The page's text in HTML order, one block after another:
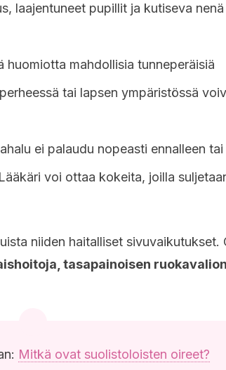
laajentuneet pupillit ja kutiseva
huomiotta mahdollisia tunneperäisiä
tai lapsen ympäristössä
ei palaudu nopeasti ennalleen tai
voi ottaa kokeita, joilla
niiden haitalliset sivuvaikutukset.
tasapainoisen
Mitkä ovat suolistoloisten oireet?